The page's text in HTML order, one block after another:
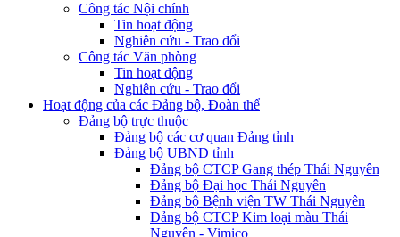
Công tác Nội chính
Tin hoạt động
Nghiên cứu - Trao đổi
Công tác Văn phòng
Tin hoạt động
Nghiên cứu - Trao đổi
Hoạt động của các Đảng bộ, Đoàn thể
Đảng bộ trực thuộc
Đảng bộ các cơ quan Đảng tỉnh
Đảng bộ UBND tỉnh
Đảng bộ CTCP Gang thép Thái Nguyên
Đảng bộ Đại học Thái Nguyên
Đảng bộ Bệnh viện TW Thái Nguyên
Đảng bộ CTCP Kim loại màu Thái
Nguyên - Vimico